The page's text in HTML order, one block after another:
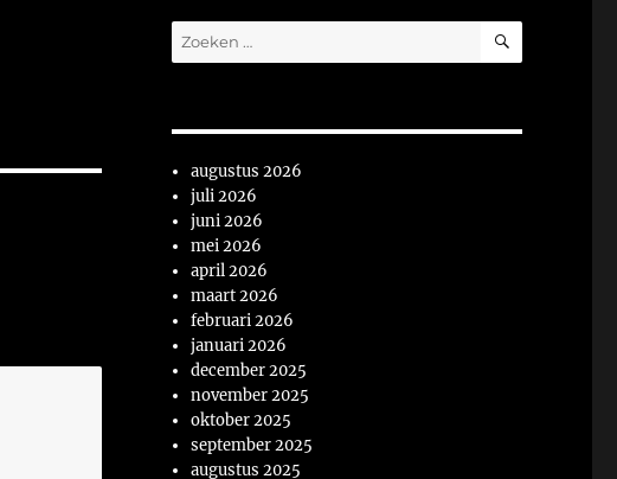
Zoeken
naar:
ZOEKEN
augustus 2026
juli 2026
juni 2026
mei 2026
april 2026
maart 2026
februari 2026
januari 2026
december 2025
november 2025
oktober 2025
september 2025
augustus 2025